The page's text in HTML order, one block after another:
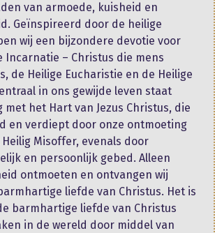
van armoede, kuisheid en
Geïnspireerd door de heilige
wij een bijzondere devotie voor
Incarnatie – Christus die mens
de Heilige Eucharistie en de Heilige
in ons gewijde leven staat
met het Hart van Jezus Christus, die
en verdiept door onze ontmoeting
Misoffer, evenals door
en persoonlijk gebed. Alleen
ontmoeten en ontvangen wij
liefde van Christus. Het is
barmhartige liefde van Christus
in de wereld door middel van